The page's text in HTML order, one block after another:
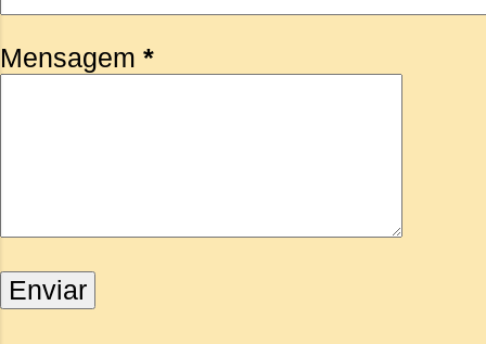
Mensagem *